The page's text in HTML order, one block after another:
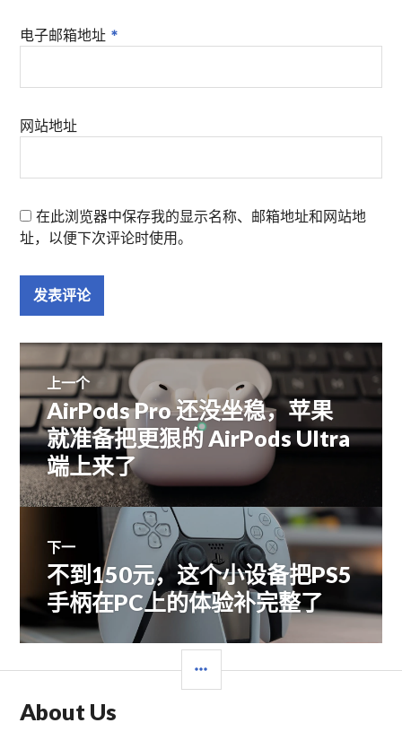
电子邮箱地址 *
网站地址
在此浏览器中保存我的显示名称、邮箱地址和网站地
址，以便下次评论时使用。
文
章
导
航
上一个
上
篇
文
章：
AirPods Pro 还没坐稳，苹果
就准备把更狠的 AirPods Ultra
端上来了
下一
下
篇
文
章：
不到150元，这个小设备把PS5
手柄在PC上的体验补完整了
栏
About Us